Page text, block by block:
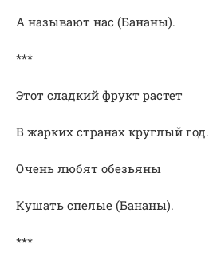
А называют нас (Бананы).
***
Этот сладкий фрукт растет
В жарких странах круглый год.
Очень любят обезьяны
Кушать спелые (Бананы).
***